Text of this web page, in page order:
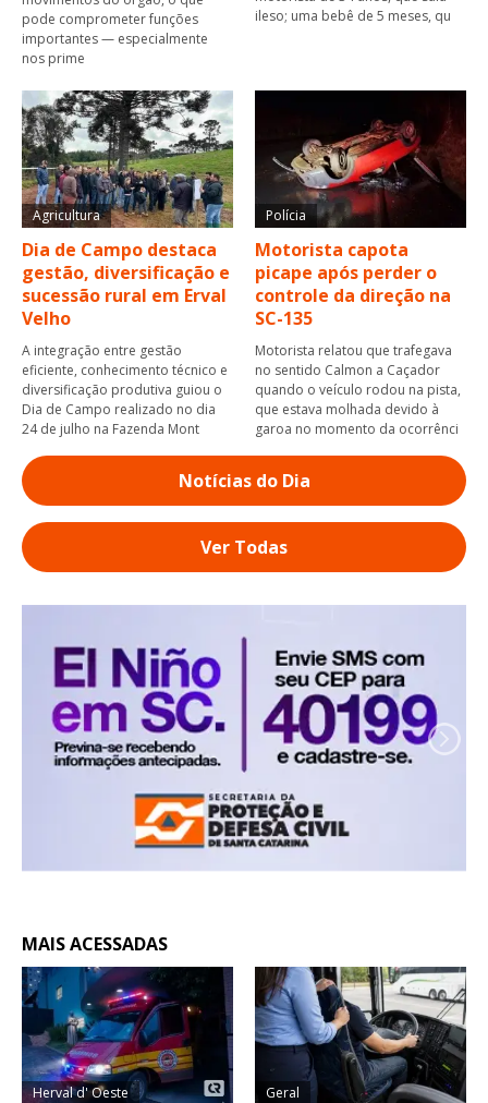
pode comprometer funções
importantes — especialmente
nos prime
ileso; uma bebê de 5 meses, qu
Agricultura
Dia de Campo destaca
gestão, diversificação e
sucessão rural em Erval
Velho
A integração entre gestão
eficiente, conhecimento técnico e
diversificação produtiva guiou o
Dia de Campo realizado no dia
24 de julho na Fazenda Mont
Polícia
Motorista capota
picape após perder o
controle da direção na
SC-135
Motorista relatou que trafegava
no sentido Calmon a Caçador
quando o veículo rodou na pista,
que estava molhada devido à
garoa no momento da ocorrênci
Notícias do Dia
Ver Todas
MAIS ACESSADAS
Herval d' Oeste Geral